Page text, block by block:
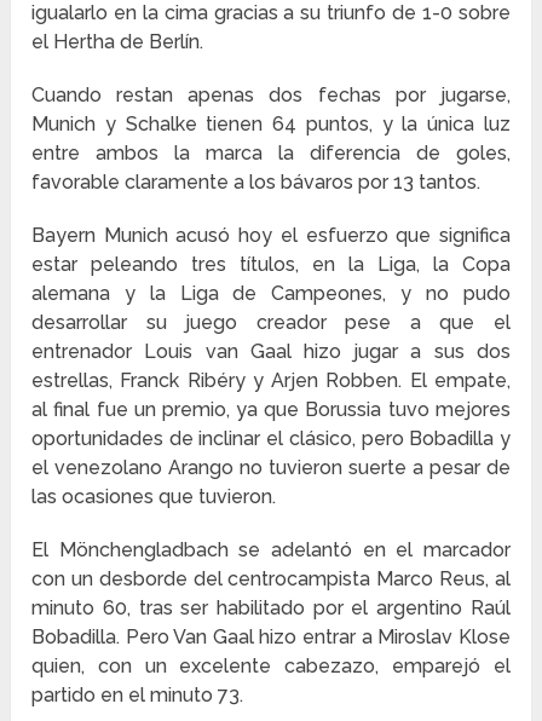
igualarlo en la cima gracias a su triunfo de 1-0 sobre
el Hertha de Berlín.
Cuando restan apenas dos fechas por jugarse,
Munich y Schalke tienen 64 puntos, y la única luz
entre ambos la marca la diferencia de goles,
favorable claramente a los bávaros por 13 tantos.
Bayern Munich acusó hoy el esfuerzo que significa
estar peleando tres títulos, en la Liga, la Copa
alemana y la Liga de Campeones, y no pudo
desarrollar su juego creador pese a que el
entrenador Louis van Gaal hizo jugar a sus dos
estrellas, Franck Ribéry y Arjen Robben. El empate,
al final fue un premio, ya que Borussia tuvo mejores
oportunidades de inclinar el clásico, pero Bobadilla y
el venezolano Arango no tuvieron suerte a pesar de
las ocasiones que tuvieron.
El Mönchengladbach se adelantó en el marcador
con un desborde del centrocampista Marco Reus, al
minuto 60, tras ser habilitado por el argentino Raúl
Bobadilla. Pero Van Gaal hizo entrar a Miroslav Klose
quien, con un excelente cabezazo, emparejó el
partido en el minuto 73.